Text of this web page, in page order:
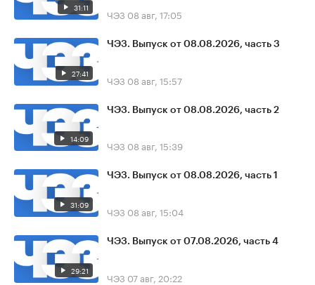
31:11 ЧЭЗ 08 авг, 17:05
27:41
ЧЭЗ. Выпуск от 08.08.2026, часть 3
ЧЭЗ 08 авг, 15:57
14:09
ЧЭЗ. Выпуск от 08.08.2026, часть 2
ЧЭЗ 08 авг, 15:39
31:09
ЧЭЗ. Выпуск от 08.08.2026, часть 1
ЧЭЗ 08 авг, 15:04
29:21
ЧЭЗ. Выпуск от 07.08.2026, часть 4
ЧЭЗ 07 авг, 20:22